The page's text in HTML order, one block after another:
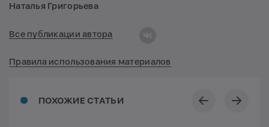
ПОХОЖИЕ СТАТЬИ
Наталья Григорьева
Все публикации автора
Правила использования материалов